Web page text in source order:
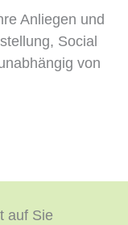
Anliegen und
Social
von
auf Sie